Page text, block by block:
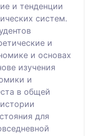
и тенденции
систем.
и
и основах
изучения
и
в общей
для